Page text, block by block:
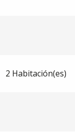
2 Habitación(es)